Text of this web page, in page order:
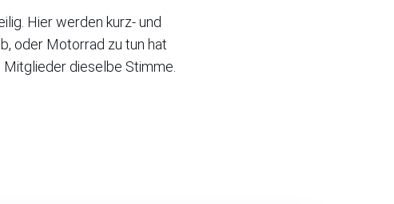
Hier werden kurz- und
oder Motorrad zu tun hat
Mitglieder dieselbe Stimme.